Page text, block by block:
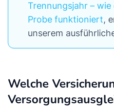
Trennungsjahr –
Probe funktioniert,
unserem
Welche